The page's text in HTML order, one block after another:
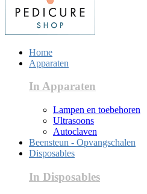
Home
Apparaten
In Apparaten
Lampen en toebehoren
Ultrasoons
Autoclaven
Beensteun - Opvangschalen
Disposables
In Disposables